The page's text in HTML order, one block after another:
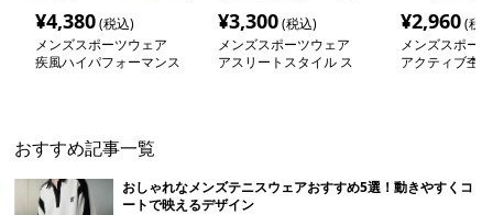
¥4,380(税込)
メンズスポーツウェア
疾風ハイパフォーマンス
¥3,300(税込)
メンズスポーツウェア
アスリートスタイル ス
¥2,960(税
メンズスポー
アクティブ杢
おすすめ記事一覧
おしゃれなメンズテニスウェアおすすめ5選！動きやすくコ
ートで映えるデザイン